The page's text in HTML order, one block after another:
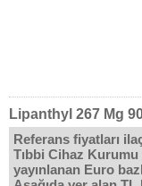
Lipanthyl 267 Mg
Referans fiyatları
Tıbbi Cihaz Kurumu
yayınlanan Euro